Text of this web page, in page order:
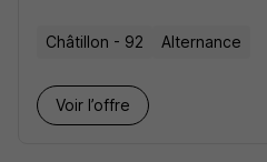
Châtillon - 92 Alternance
Voir l’offre